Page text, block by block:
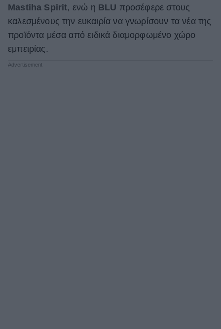
Mastiha Spirit, ενώ η BLU προσέφερε στους
καλεσμένους την ευκαιρία να γνωρίσουν τα νέα της
προϊόντα μέσα από ειδικά διαμορφωμένο χώρο
εμπειρίας.